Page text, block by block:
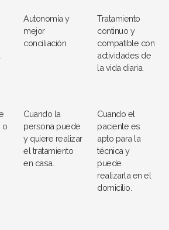
Autonomía y
mejor
conciliación.
Tratamiento
continuo y
compatible con
actividades de
la vida diaria.
o
Cuando la
persona puede
y quiere realizar
el tratamiento
en casa.
Cuando el
paciente es
apto para la
técnica y
puede
realizarla en el
domicilio.